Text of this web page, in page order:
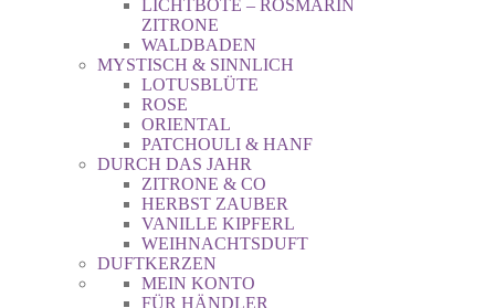
LICHTBOTE – ROSMARIN
ZITRONE
WALDBADEN
MYSTISCH & SINNLICH
LOTUSBLÜTE
ROSE
ORIENTAL
PATCHOULI & HANF
DURCH DAS JAHR
ZITRONE & CO
HERBST ZAUBER
VANILLE KIPFERL
WEIHNACHTSDUFT
DUFTKERZEN
MEIN KONTO
FÜR HÄNDLER